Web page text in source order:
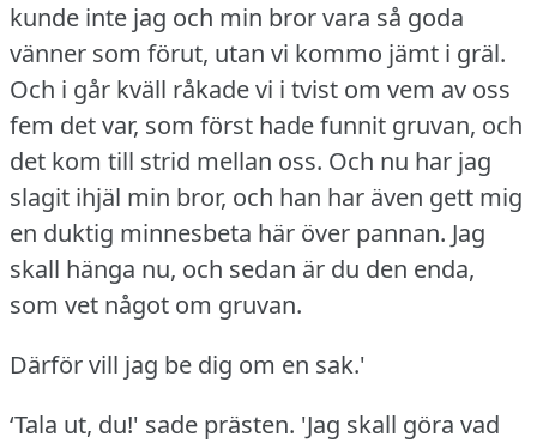
kunde inte jag och min bror vara så goda
vänner som förut, utan vi kommo jämt i gräl.
Och i går kväll råkade vi i tvist om vem av oss
fem det var, som först hade funnit gruvan, och
det kom till strid mellan oss. Och nu har jag
slagit ihjäl min bror, och han har även gett mig
en duktig minnesbeta här över pannan. Jag
skall hänga nu, och sedan är du den enda,
som vet något om gruvan.
Därför vill jag be dig om en sak.'
‘Tala ut, du!' sade prästen. 'Jag skall göra vad